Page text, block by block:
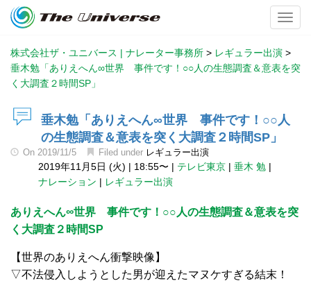
株式会社ザ・ユニバース | ナレーター事務所 > レギュラー出演 >
垂木勉「ありえへん∞世界 事件です！○○人の生態調査＆意表を突
く大調査２時間SP」
垂木勉「ありえへん∞世界 事件です！○○人
の生態調査＆意表を突く大調査２時間SP」
On 2019/11/5 Filed under レギュラー出演
2019年11月5日 (火) | 18:55〜 | テレビ東京 | 垂木 勉 |
ナレーション | レギュラー出演
ありえへん∞世界 事件です！○○人の生態調査＆意表を突
く大調査２時間SP
【世界のありえへん衝撃映像】
▽不法侵入しようとした男が迎えたマヌケすぎる結末！